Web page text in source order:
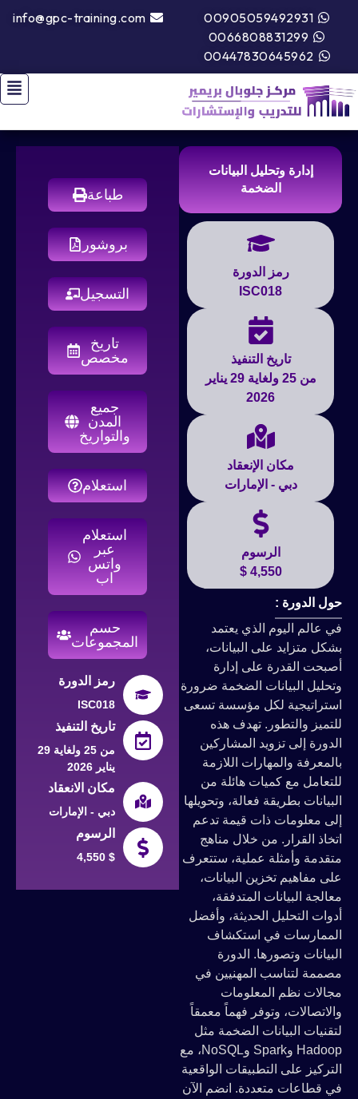
00905059492931
0066808831299
00447830645962
info@gpc-training.com
إدارة وتحليل البيانات
الضخمة
رمز الدورة
ISC018
تاريخ التنفيذ
من 25 ولغاية 29 يناير
2026
مكان الإنعقاد
دبي - الإمارات
الرسوم
4,550 $
حول الدورة :
في عالم اليوم الذي يعتمد
بشكل متزايد على البيانات،
أصبحت القدرة على إدارة
وتحليل البيانات الضخمة ضرورة
استراتيجية لكل مؤسسة تسعى
للتميز والتطور. تهدف هذه
الدورة إلى تزويد المشاركين
بالمعرفة والمهارات اللازمة
للتعامل مع كميات هائلة من
البيانات بطريقة فعالة، وتحويلها
إلى معلومات ذات قيمة تدعم
اتخاذ القرار. من خلال مناهج
متقدمة وأمثلة عملية، ستتعرف
على مفاهيم تخزين البيانات،
معالجة البيانات المتدفقة،
أدوات التحليل الحديثة، وأفضل
الممارسات في استكشاف
البيانات وتصورها. الدورة
مصممة لتناسب المهنيين في
مجالات نظم المعلومات
والاتصالات، وتوفر فهماً معمقاً
لتقنيات البيانات الضخمة مثل
Hadoop وSpark وNoSQL، مع
التركيز على التطبيقات الواقعية
في قطاعات متعددة. انضم الآن
طباعة
بروشور
التسجيل
تاريخ
مخصص
جميع
المدن
والتواريخ
استعلام
استعلام
عبر
واتس
اب
حسم
المجموعات
رمز الدورة
ISC018
تاريخ التنفيذ
من 25 ولغاية 29
يناير 2026
مكان الانعقاد
دبي - الإمارات
الرسوم
4,550 $